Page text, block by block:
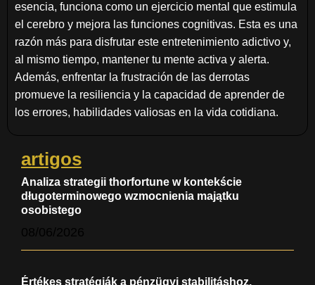
esencia, funciona como un ejercicio mental que estimula
el cerebro y mejora las funciones cognitivas. Esta es una
razón más para disfrutar este entretenimiento adictivo y,
al mismo tiempo, mantener tu mente activa y alerta.
Además, enfrentar la frustración de las derrotas
promueve la resiliencia y la capacidad de aprender de
los errores, habilidades valiosas en la vida cotidiana.
artigos
Analiza strategii thorfortune w kontekście
długoterminowego wzmocnienia majątku
osobistego
Értékes stratégiák a pénzügyi stabilitáshoz,